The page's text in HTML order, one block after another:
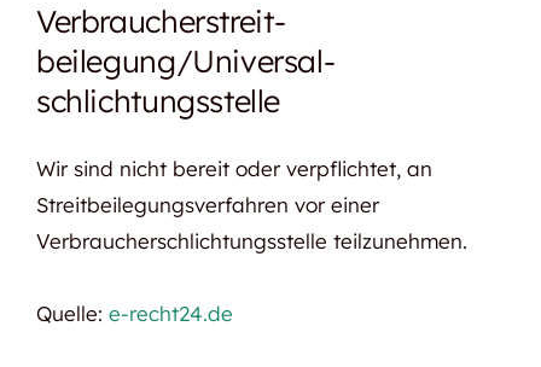
Verbraucher­streit­
beilegung/Universal­
schlichtungs­stelle
Wir sind nicht bereit oder verpflichtet, an
Streitbeilegungsverfahren vor einer
Verbraucherschlichtungsstelle teilzunehmen.
Quelle: e-recht24.de